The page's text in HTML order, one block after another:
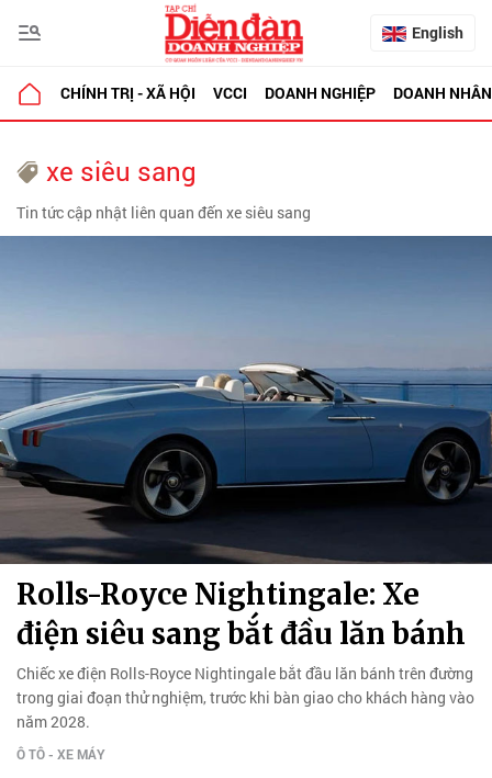
English
CHÍNH TRỊ - XÃ HỘI VCCI DOANH NGHIỆP DOANH NHÂN
xe siêu sang
Tin tức cập nhật liên quan đến xe siêu sang
Rolls-Royce Nightingale: Xe
điện siêu sang bắt đầu lăn bánh
Chiếc xe điện Rolls-Royce Nightingale bắt đầu lăn bánh trên đường
trong giai đoạn thử nghiệm, trước khi bàn giao cho khách hàng vào
năm 2028.
Ô TÔ - XE MÁY